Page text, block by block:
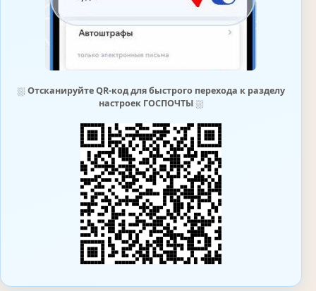
⛆ Отсканируйте QR-код для быстрого перехода к разделу
настроек ГОСПОЧТЫ⛆